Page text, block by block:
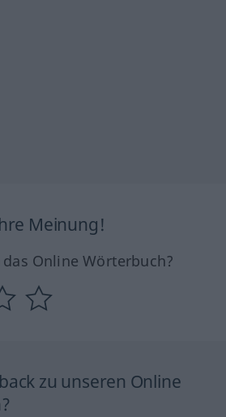
Meinung!
Online Wörterbuch?
zu unseren Online